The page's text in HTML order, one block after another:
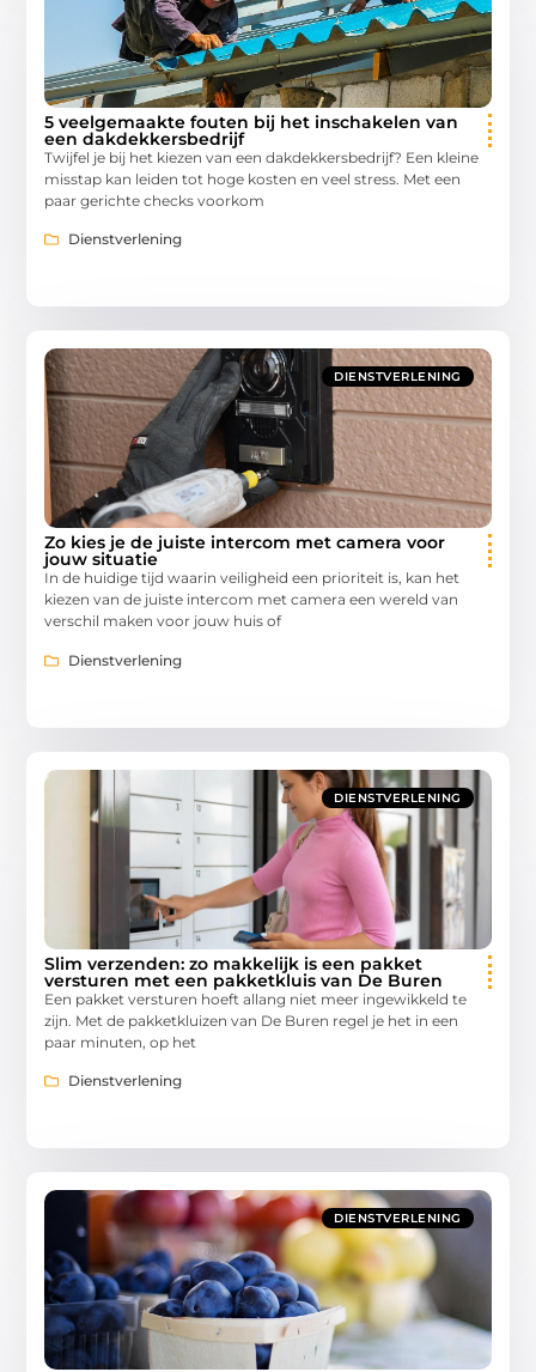
5 veelgemaakte fouten bij het inschakelen van
een dakdekkersbedrijf
Twijfel je bij het kiezen van een dakdekkersbedrijf? Een kleine
misstap kan leiden tot hoge kosten en veel stress. Met een
paar gerichte checks voorkom
Dienstverlening
DIENSTVERLENING
Zo kies je de juiste intercom met camera voor
jouw situatie
In de huidige tijd waarin veiligheid een prioriteit is, kan het
kiezen van de juiste intercom met camera een wereld van
verschil maken voor jouw huis of
Dienstverlening
DIENSTVERLENING
Slim verzenden: zo makkelijk is een pakket
versturen met een pakketkluis van De Buren
Een pakket versturen hoeft allang niet meer ingewikkeld te
zijn. Met de pakketkluizen van De Buren regel je het in een
paar minuten, op het
Dienstverlening
DIENSTVERLENING